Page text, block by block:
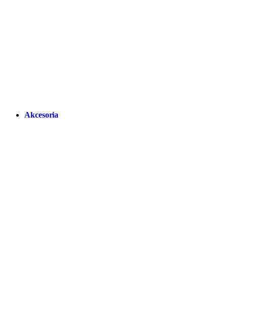
Akcesoria